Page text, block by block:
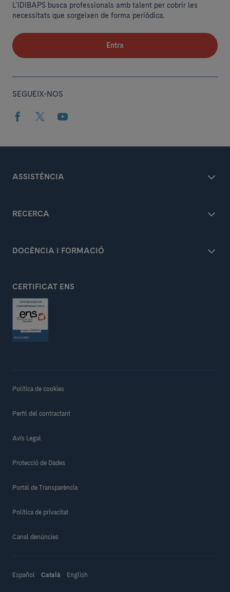
L'IDIBAPS busca professionals amb talent per cobrir les
necessitats que sorgeixen de forma periòdica.
Entra
SEGUEIX-NOS
ASSISTÈNCIA
RECERCA
DOCÈNCIA I FORMACIÓ
CERTIFICAT ENS
Política de cookies
Perfil del contractant
Avís Legal
Protecció de Dades
Portal de Transparència
Política de privacitat
Canal denúncies
Español Català English